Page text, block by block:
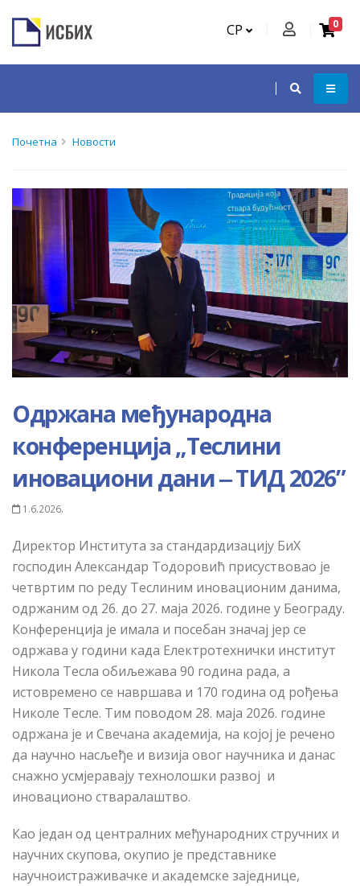
СР 0
Почетна Новости
Одржана међународна
конференција „Теслини
иновациони дани ‒ ТИД 2026”
1.6.2026.
Директор Института за стандардизацију БиХ
господин Александар Тодоровић присуствовао је
четвртим по реду Теслиним иновационим данима,
одржаним од 26. до 27. маја 2026. године у Београду.
Конференција је имала и посебан значај јер се
одржава у години када Електротехнички институт
Никола Тесла обиљежава 90 година рада, а
истовремено се навршава и 170 година од рођења
Николе Тесле. Тим поводом 28. маја 2026. године
одржана је и Свечана академија, на којој је речено
да научно насљеђе и визија овог научника и данас
снажно усмјеравају технолошки развој и
иновационо стваралаштво.
Као један од централних међународних стручних и
научних скупова, окупио је представнике
научноистраживачке и академске заједнице,